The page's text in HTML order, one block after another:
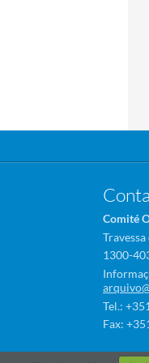
Comité
1300-
Tel.:
Fax: